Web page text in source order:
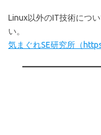
Linux以外のIT技術につ
い。
気まぐれSE研究所（